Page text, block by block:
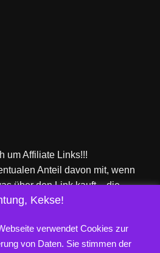
um Affiliate Links!!!
Anteil davon mit, wenn
über den Link kauft – die
nicht von mir!
Kekse!
verwendet Cookies zur
von Daten. Sie stimmen der